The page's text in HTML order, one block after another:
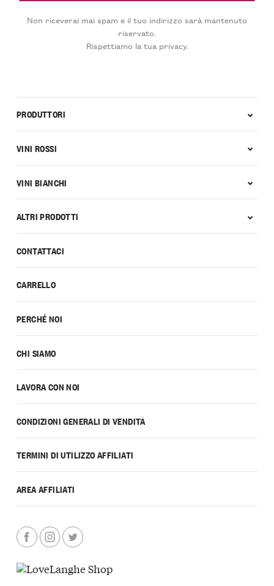
Non riceverai mai spam e il tuo indirizzo sarà mantenuto
riservato.
Rispettiamo la tua privacy.
CONTATTACI
CARRELLO
PERCHÉ NOI
CHI SIAMO
LAVORA CON NOI
CONDIZIONI GENERALI DI VENDITA
TERMINI DI UTILIZZO AFFILIATI
AREA AFFILIATI
PRODUTTORI
VINI ROSSI
VINI BIANCHI
ALTRI PRODOTTI